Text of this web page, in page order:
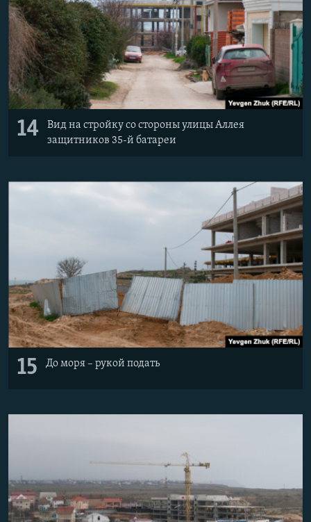
14
Вид на стройку со стороны улицы Аллея
защитников 35-й батареи
15 До моря – рукой подать